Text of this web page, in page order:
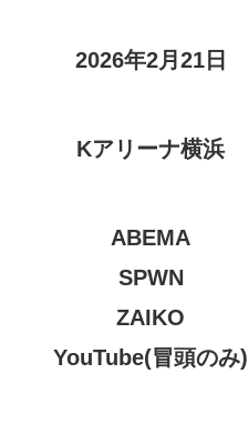
2026年2月21日
Kアリーナ横浜
ABEMA
SPWN
ZAIKO
YouTube(冒頭のみ)